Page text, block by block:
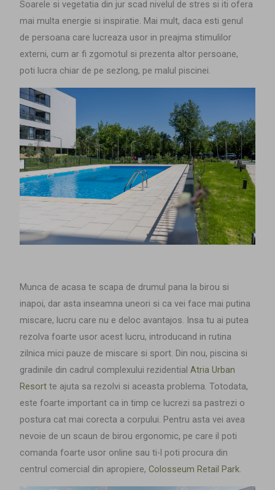
Soarele si vegetatia din jur scad nivelul de stres si iti ofera
mai multa energie si inspiratie. Mai mult, daca esti genul
de persoana care lucreaza usor in preajma stimulilor
externi, cum ar fi zgomotul si prezenta altor persoane,
poti lucra chiar de pe sezlong, pe malul piscinei.
Munca de acasa te scapa de drumul pana la birou si
inapoi, dar asta inseamna uneori si ca vei face mai putina
miscare, lucru care nu e deloc avantajos. Insa tu ai putea
rezolva foarte usor acest lucru, introducand in rutina
zilnica mici pauze de miscare si sport. Din nou, piscina si
gradinile din cadrul complexului rezidential Atria Urban
Resort te ajuta sa rezolvi si aceasta problema. Totodata,
este foarte important ca in timp ce lucrezi sa pastrezi o
postura cat mai corecta a corpului. Pentru asta vei avea
nevoie de un scaun de birou ergonomic, pe care il poti
comanda foarte usor online sau ti-l poti procura din
centrul comercial din apropiere,Colosseum Retail Park.